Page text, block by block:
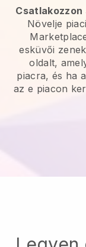
Csatlakozzon
Növelje
esküvői
oldalt,
piacra, és ha
az e piacon